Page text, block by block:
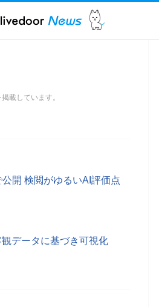
載しています。
開 検閲がゆるいAI評価点
データに基づき可視化